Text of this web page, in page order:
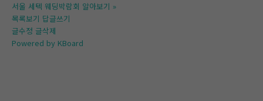
서울 세텍 웨딩박람회 알아보기 »
목록보기 답글쓰기
글수정 글삭제
Powered by KBoard